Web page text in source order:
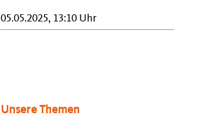
05.05.2025, 13:10 Uhr
Unsere Themen